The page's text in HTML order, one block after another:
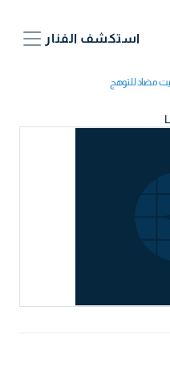
استكشف الفنار
مضاد للتوهج